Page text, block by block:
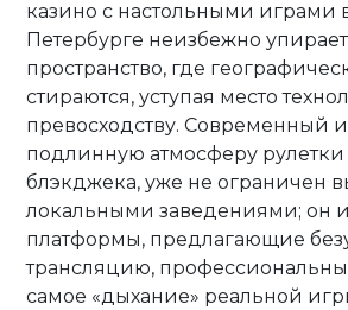
казино с настольными играми
Петербурге неизбежно
пространство, где
стираются, уступая место
превосходству. Современный
подлинную атмосферу
блэкджека, уже не ограничен
локальными заведениями; он
платформы, предлагающие
трансляцию,
самое «дыхание» реальной